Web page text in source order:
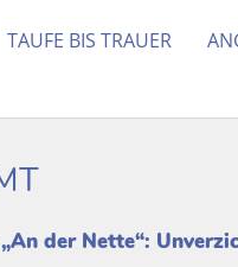
TAUFE BIS TRAUER
der Nette“: